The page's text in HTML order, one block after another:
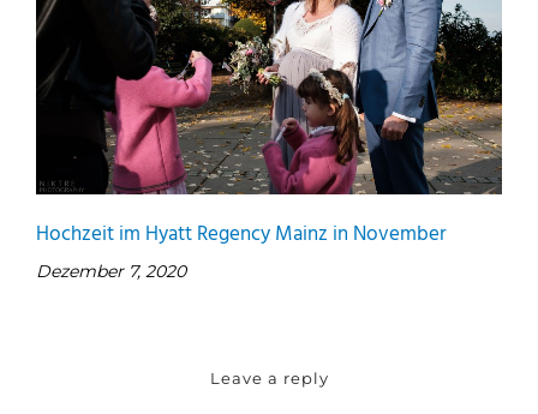
Hochzeit im Hyatt Regency Mainz in November
Dezember 7, 2020
Leave a reply